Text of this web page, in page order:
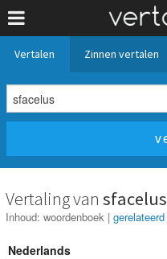
Vertalen Zinnen vertalen
Vertaling van sfacelus
Inhoud: woordenboek | gerelateerd
Nederlands